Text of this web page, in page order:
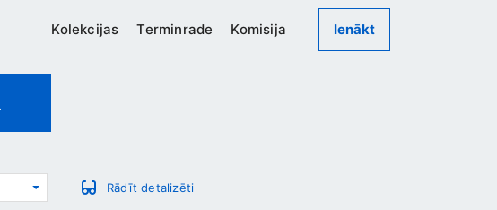
Kolekcijas Terminrade Komisija Ienākt
Rādīt detalizēti